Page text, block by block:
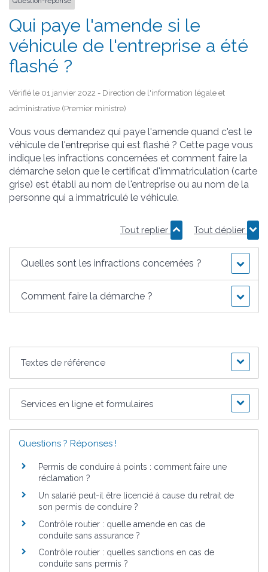
Qui paye l'amende si le
véhicule de l'entreprise a été
flashé ?
Vérifié le 01 janvier 2022 - Direction de l'information légale et
administrative (Premier ministre)
Vous vous demandez qui paye l'amende quand c'est le
véhicule de l'entreprise qui est flashé ? Cette page vous
indique les infractions concernées et comment faire la
démarche selon que le certificat d'immatriculation (carte
grise) est établi au nom de l'entreprise ou au nom de la
personne qui a immatriculé le véhicule.
Tout replier Tout déplier
Quelles sont les infractions concernées ?
Comment faire la démarche ?
Textes de référence
Services en ligne et formulaires
Questions ? Réponses !
Permis de conduire à points : comment faire une
réclamation ?
Un salarié peut-il être licencié à cause du retrait de
son permis de conduire ?
Contrôle routier : quelle amende en cas de
conduite sans assurance ?
Contrôle routier : quelles sanctions en cas de
conduite sans permis ?